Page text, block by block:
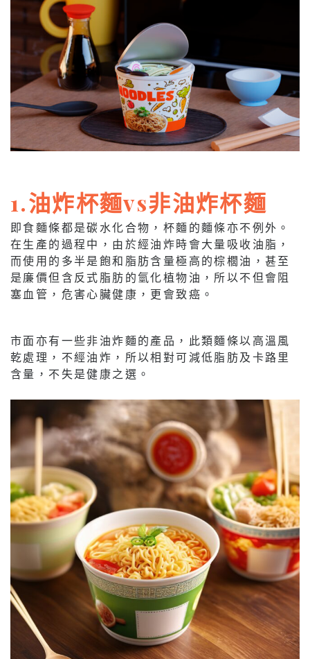
1.油炸杯麵vs非油炸杯麵
即食麵條都是碳水化合物，杯麵的麵條亦不例外。
在生產的過程中，由於經油炸時會大量吸收油脂，
而使用的多半是飽和脂肪含量極高的棕櫚油，甚至
是廉價但含反式脂肪的氫化植物油，所以不但會阻
塞血管，危害心臟健康，更會致癌。
市面亦有一些非油炸麵的產品，此類麵條以高溫風
乾處理，不經油炸，所以相對可減低脂肪及卡路里
含量，不失是健康之選。